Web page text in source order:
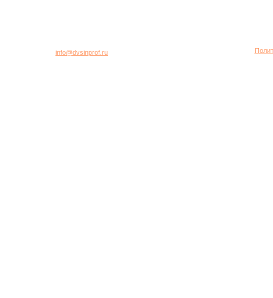
info@dvsinprof.ru